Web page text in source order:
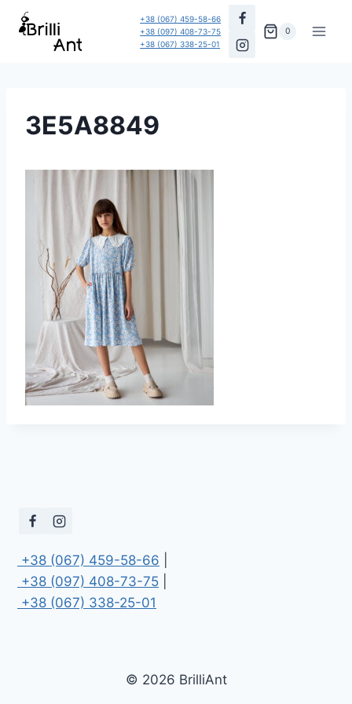
Перейти
+38 (067) 459-58-66
+38 (097) 408-73-75
+38 (067) 338-25-01
0
3E5A8849
+38 (067) 459-58-66
+38 (097) 408-73-75
+38 (067) 338-25-01
© 2026 BrilliAnt